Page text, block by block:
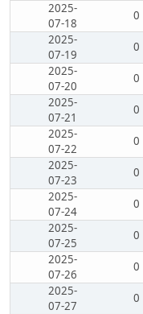
2025-
07-18
0
2025-
07-19
0
2025-
07-20
0
2025-
07-21
0
2025-
07-22
0
2025-
07-23
0
2025-
07-24
0
2025-
07-25
0
2025-
07-26
0
2025-
07-27
0